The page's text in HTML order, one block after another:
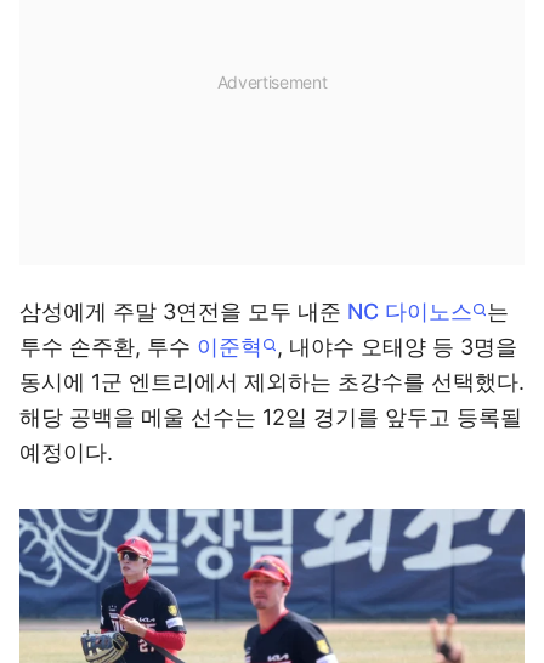
삼성에게 주말 3연전을 모두 내준 NC 다이노스
는
투수 손주환, 투수 이준혁
, 내야수 오태양 등 3명을
동시에 1군 엔트리에서 제외하는 초강수를 선택했다.
해당 공백을 메울 선수는 12일 경기를 앞두고 등록될
예정이다.